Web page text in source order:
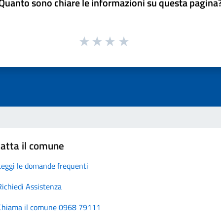
il comune
le domande frequenti
Assistenza
il comune 0968 79111